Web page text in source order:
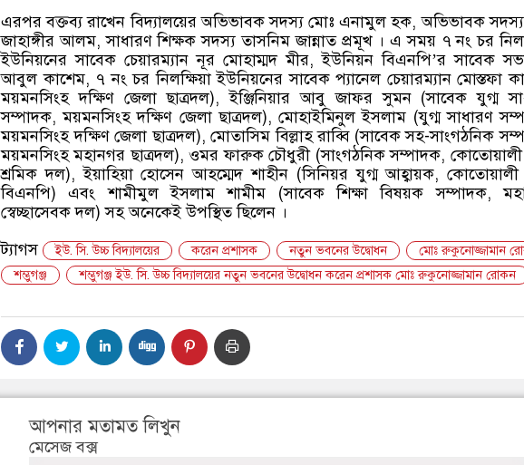
এরপর বক্তব্য রাখেন বিদ্যালয়ের অভিভাবক সদস্য মোঃ এনামুল হক, অভিভাবক
জাহাঙ্গীর আলম, সাধারণ শিক্ষক সদস্য তাসনিম জান্নাত প্রমূখ । এ সময় ৭ নং চর
ইউনিয়নের সাবেক চেয়ারম্যান নূর মোহাম্মদ মীর, ইউনিয়ন বিএনপি’র সাবেক
আবুল কাশেম, ৭ নং চর নিলক্ষিয়া ইউনিয়নের সাবেক প্যানেল চেয়ারম্যান মোস্তফা
ময়মনসিংহ দক্ষিণ জেলা ছাত্রদল), ইঞ্জিনিয়ার আবু জাফর সুমন (সাবেক যুগ্ম
সম্পাদক, ময়মনসিংহ দক্ষিণ জেলা ছাত্রদল), মোহাইমিনুল ইসলাম (যুগ্ম সাধারণ
ময়মনসিংহ দক্ষিণ জেলা ছাত্রদল), মোতাসিম বিল্লাহ রাব্বি (সাবেক সহ-সাংগঠনিক
ময়মনসিংহ মহানগর ছাত্রদল), ওমর ফারুক চৌধুরী (সাংগঠনিক সম্পাদক, কোতোয়ালী
শ্রমিক দল), ইয়াহিয়া হোসেন আহম্মেদ শাহীন (সিনিয়র যুগ্ম আহ্বায়ক, কোতোয়ালী
বিএনপি) এবং শামীমুল ইসলাম শামীম (সাবেক শিক্ষা বিষয়ক সম্পাদক,
স্বেচ্ছাসেবক দল) সহ অনেকেই উপস্থিত ছিলেন ।
ট্যাগস
ইউ. সি. উচ্চ বিদ্যালয়ের করেন প্রশাসক নতুন ভবনের উদ্বোধন
মোঃ রুকুনোজ্জামান
শম্ভুগঞ্জ
শম্ভুগঞ্জ ইউ. সি. উচ্চ বিদ্যালয়ের নতুন ভবনের উদ্বোধন করেন প্রশাসক মোঃ রুকুনোজ্জামান রোকন
আপনার মতামত লিখুন
মেসেজ বক্স